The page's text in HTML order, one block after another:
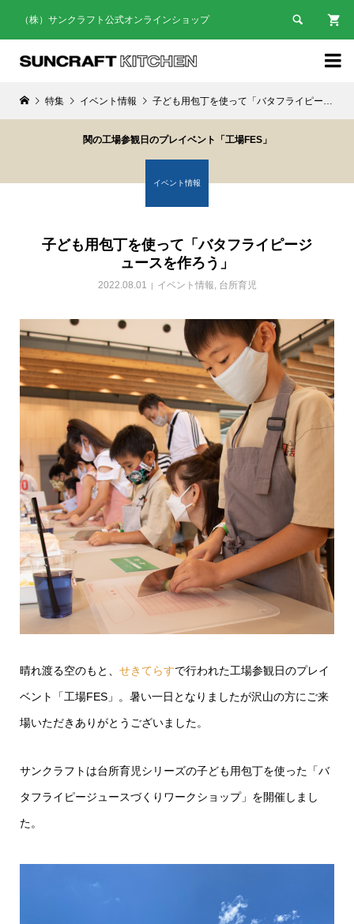
（株）サンクラフト公式オンラインショップ 

特集 イベント情報 子ども用包丁を使って「バタフライピージュースを作ろう」
関の工場参観日のプレイベント「工場FES」
イベント情報
子ども用包丁を使って「バタフライピージ
ュースを作ろう」
2022.08.01 イベント情報, 台所育児
晴れ渡る空のもと、 せきてらすで行われた工場参観日のプレイ
ベント「工場FES」。暑い一日となりましたが沢山の方にご来
場いただきありがとうございました。
サンクラフトは台所育児シリーズの子ども用包丁を使った「バ
タフライピージュースづくりワークショップ」を開催しまし
た。